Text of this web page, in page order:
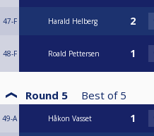
47-F Harald Helberg
48-F Roald Pettersen
Round 5 Best of 5
49-A Håkon Vasset